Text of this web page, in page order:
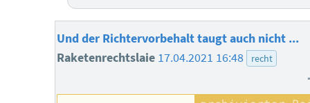
Und der Richtervorbehalt taugt auch nicht ...
Raketenrechtslaie 17.04.2021 16:48 recht